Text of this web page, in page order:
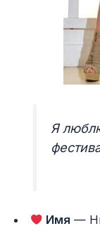
Я
Имя —